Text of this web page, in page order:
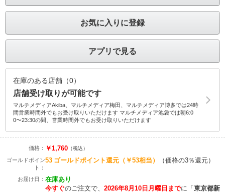
お気に入りに登録
アプリで見る
在庫のある店舗（0）
店舗受け取りが可能です
マルチメディアAkiba、マルチメディア梅田、マルチメディア博多では24時
間営業時間外でもお受け取りいただけます マルチメディア池袋では朝6:0
0〜23:30の間、営業時間外でもお受け取りいただけます
価格： ￥1,760 （税込）
ゴールドポイン
ト：
53 ゴールドポイント還元 （￥53相当） （価格の3％還元）
お届け日： 在庫あり
今すぐのご注文で、 2026年8月10日月曜日までに 「 東京都新